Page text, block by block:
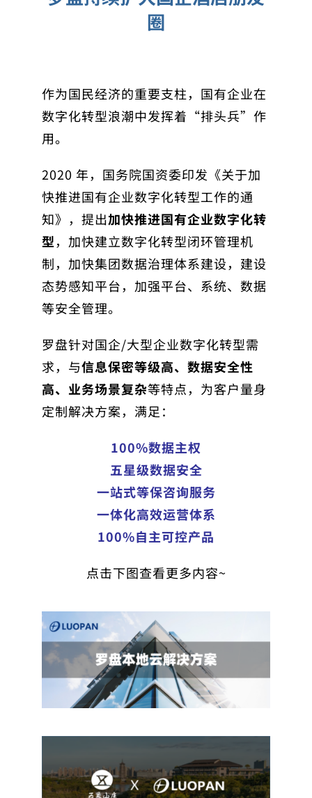
圈
作为国民经济的重要支柱，国有企业在
数字化转型浪潮中发挥着“排头兵”作
用。
2020 年，国务院国资委印发《关于加
快推进国有企业数字化转型工作的通
知》，提出加快推进国有企业数字化转
型，加快建立数字化转型闭环管理机
制，加快集团数据治理体系建设，建设
态势感知平台，加强平台、系统、数据
等安全管理。
罗盘针对国企/大型企业数字化转型需
求，与信息保密等级高、数据安全性
高、业务场景复杂等特点，为客户量身
定制解决方案，满足：
100%数据主权
五星级数据安全
一站式等保咨询服务
一体化高效运营体系
100%自主可控产品
点击下图查看更多内容~